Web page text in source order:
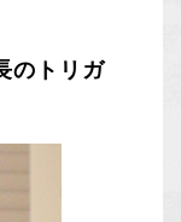
のトリガ